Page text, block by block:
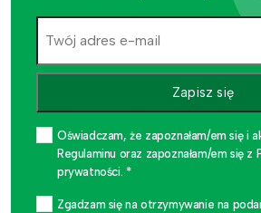
Zapisz się
Oświadczam, że zapoznałam/em się i
Regulaminu oraz zapoznałam/em się z
prywatności. *
Zgadzam się na otrzymywanie na